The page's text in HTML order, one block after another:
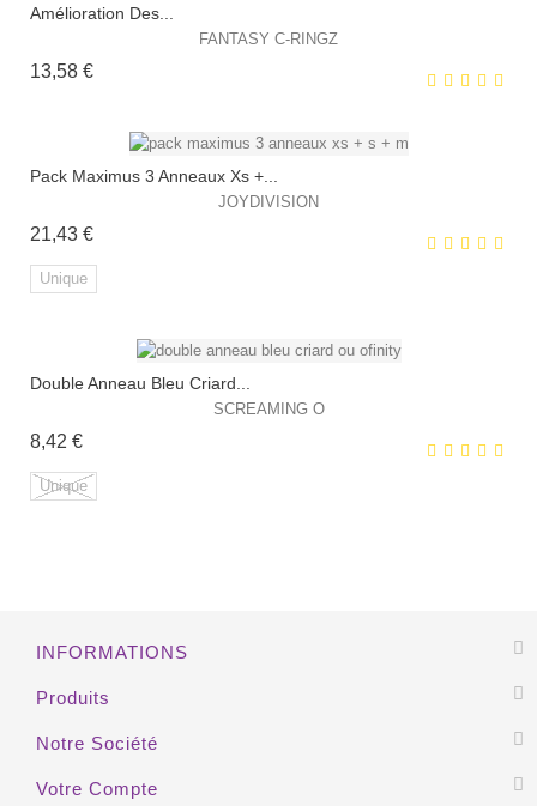
EXCLUSIVITÉ WEB !
HORS STOCK
Amélioration Des...
FANTASY C-RINGZ
13,58 €Prix
EXCLUSIVITÉ WEB !
Pack Maximus 3 Anneaux Xs +...
JOYDIVISION
21,43 €Prix
Unique
HORS STOCK
Double Anneau Bleu Criard...
SCREAMING O
8,42 €Prix
Unique
INFORMATIONS
Produits
Notre Société
Votre Compte